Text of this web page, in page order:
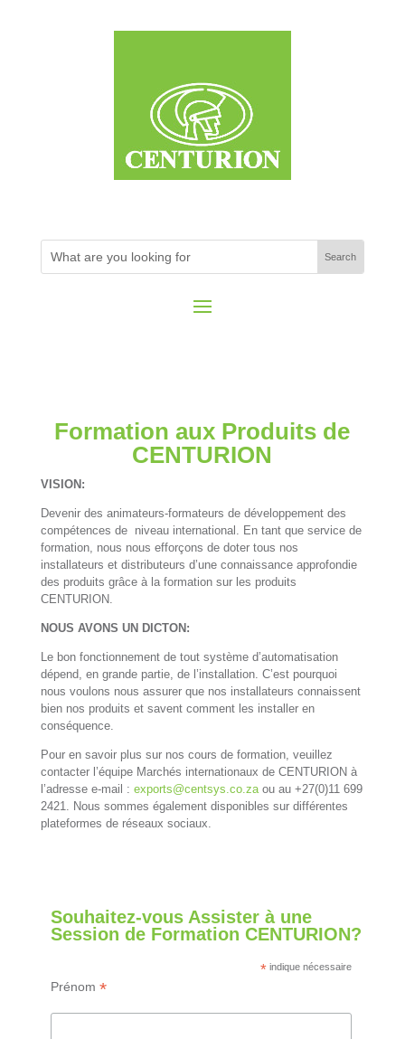
Formation aux Produits de
CENTURION
VISION:
Devenir des animateurs-formateurs de développement des
compétences de niveau international. En tant que service de
formation, nous nous efforçons de doter tous nos
installateurs et distributeurs d’une connaissance approfondie
des produits grâce à la formation sur les produits
CENTURION.
NOUS AVONS UN DICTON:
Le bon fonctionnement de tout système d’automatisation
dépend, en grande partie, de l’installation. C’est pourquoi
nous voulons nous assurer que nos installateurs connaissent
bien nos produits et savent comment les installer en
conséquence.
Pour en savoir plus sur nos cours de formation, veuillez
contacter l’équipe Marchés internationaux de CENTURION à
l’adresse e-mail : exports@centsys.co.za ou au +27(0)11 699
2421. Nous sommes également disponibles sur différentes
plateformes de réseaux sociaux.
Souhaitez-vous Assister à une
Session de Formation CENTURION?
* indique nécessaire
Prénom *